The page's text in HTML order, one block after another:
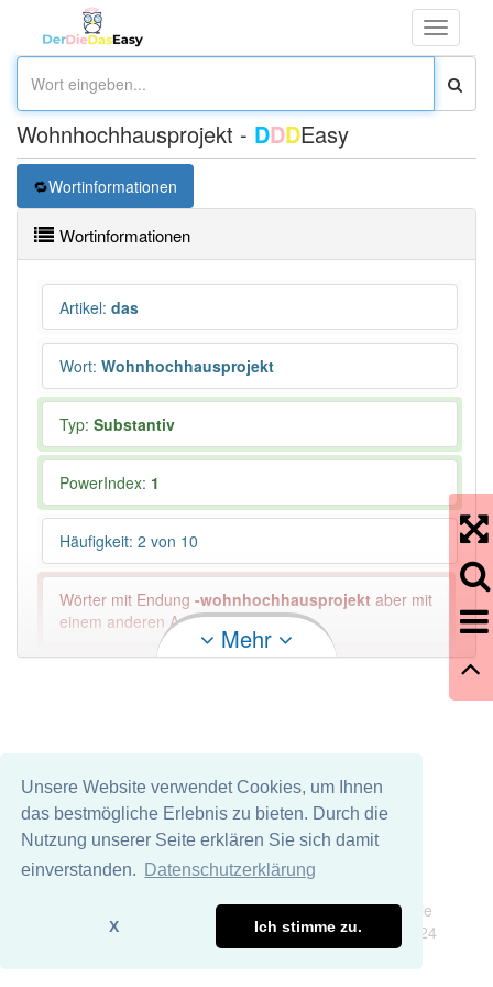
Unsere Website verwendet Cookies, um Ihnen
das bestmögliche Erlebnis zu bieten. Durch die
Nutzung unserer Seite erklären Sie sich damit
einverstanden.
Datenschutzerklärung
X Ich stimme zu.
Toggle
Wohnhochhausprojekt - DDDEasy
Wortinformationen
Wortinformationen
Artikel: das
Wort: Wohnhochhausprojekt
Typ: Substantiv
PowerIndex: 1
Häufigkeit: 2 von 10
Wörter mit Endung -wohnhochhausprojekt aber mit
einem anderen Artikel: -1
Mehr
Wir übernehmen keine Garantie und keine Haftung für die
Richtigkeit und Vollständigkeit dieser Seite. DDDEasy 2024